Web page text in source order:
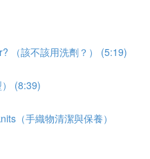
（該不該用洗劑？） (5:19)
(8:39)
（手織物清潔與保養）